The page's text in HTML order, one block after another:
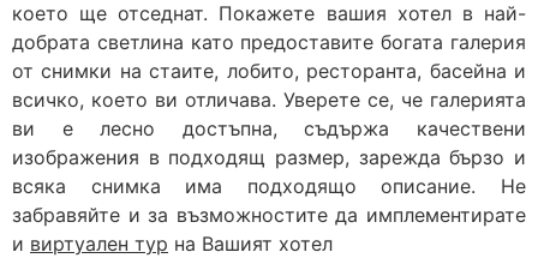
което ще отседнат. Покажете вашия хотел в най-
добрата светлина като предоставите богата галерия
от снимки на стаите, лобито, ресторанта, басейна и
всичко, което ви отличава. Уверете се, че галерията
ви е лесно достъпна, съдържа качествени
изображения в подходящ размер, зарежда бързо и
всяка снимка има подходящо описание. Не
забравяйте и за възможностите да имплементирате
и виртуален тур на Вашият хотел